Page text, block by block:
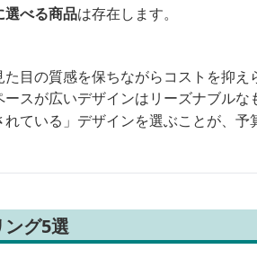
選べる商品は存在します。
た目の質感を保ちながらコストを抑え
ースが広いデザインはリーズナブルな
ている」デザインを選ぶことが、
グ5選